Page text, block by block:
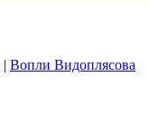
| Вопли Видоплясова